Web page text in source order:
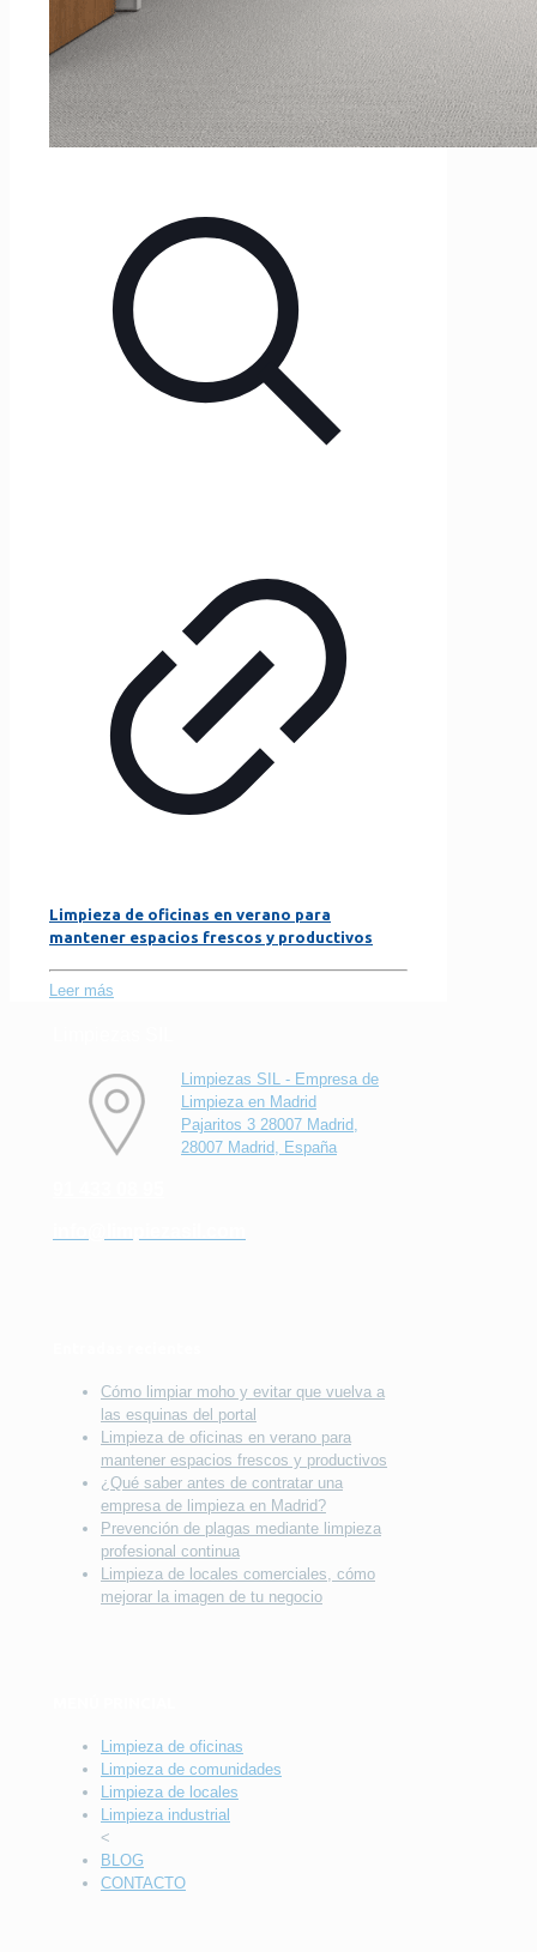
Limpieza de oficinas en verano para
mantener espacios frescos y productivos
Leer más
Limpiezas SIL - Empresa de
Limpieza en Madrid
Pajaritos 3 28007 Madrid,
28007 Madrid, España
Cómo limpiar moho y evitar que vuelva a
las esquinas del portal
Limpieza de oficinas en verano para
mantener espacios frescos y productivos
¿Qué saber antes de contratar una
empresa de limpieza en Madrid?
Prevención de plagas mediante limpieza
profesional continua
Limpieza de locales comerciales, cómo
mejorar la imagen de tu negocio
Limpieza de oficinas
Limpieza de comunidades
Limpieza de locales
Limpieza industrial
<
BLOG
CONTACTO